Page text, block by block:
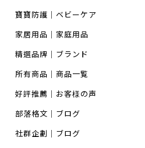
寶寶防護｜ベビーケア
家居用品｜家庭用品
精選品牌｜ブランド
所有商品｜商品一覧
好評推薦｜お客様の声
部落格文｜ブログ
社群企劃｜ブログ